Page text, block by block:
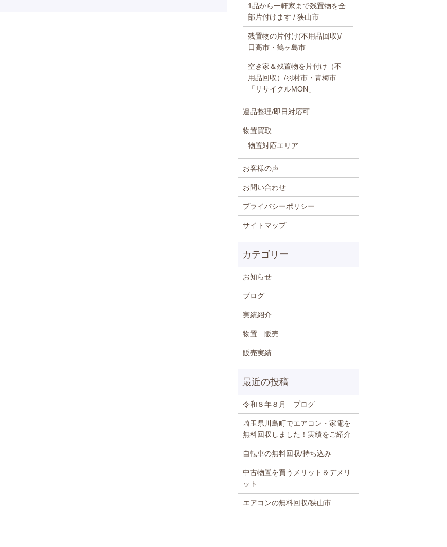
1品から一軒家まで残置物を全
部片付けます / 狭山市
残置物の片付け(不用品回収)/
日高市・鶴ヶ島市
空き家＆残置物を片付け（不
用品回収）/羽村市・青梅市
「リサイクルMON」
遺品整理/即日対応可
物置買取
物置対応エリア
お客様の声
お問い合わせ
プライバシーポリシー
サイトマップ
お知らせ
ブログ
実績紹介
物置 販売
販売実績
令和８年８月 ブログ
埼玉県川島町でエアコン・家電を
無料回収しました！実績をご紹介
自転車の無料回収/持ち込み
中古物置を買うメリット＆デメリ
ット
エアコンの無料回収/狭山市